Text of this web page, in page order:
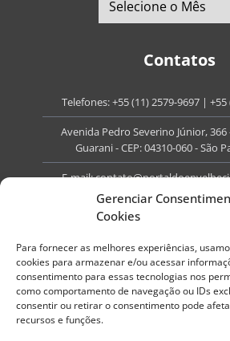
Gerenciar
Cookies
Para fornecer as melhores experiências,
cookies para armazenar e/ou acessar
consentimento para essas tecnologias nos
como comportamento de navegação ou IDs
consentir ou retirar o consentimento pode
recursos e funções.
Contatos
Telefones:+55 (11) 2579-9697 | +55
Avenida Pedro Severino Júnior, 366
Guarani - CEP: 04310-060 - São
E-mail:
Website: